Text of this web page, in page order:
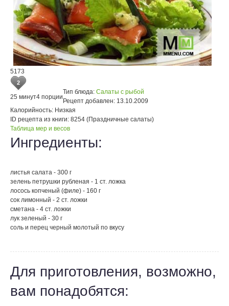
5173
2
25 минут4 порции
Тип блюда: Салаты с рыбой
Рецепт добавлен: 13.10.2009
Калорийность: Низкая
ID рецепта из книги: 8254 (Праздничные салаты)
Таблица мер и весов
Ингредиенты:
листья салата - 300 г
зелень петрушки рубленая - 1 ст. ложка
лосось копченый (филе) - 160 г
сок лимонный - 2 ст. ложки
сметана - 4 ст. ложки
лук зеленый - 30 г
соль и перец черный молотый по вкусу
Для приготовления, возможно,
вам понадобятся: